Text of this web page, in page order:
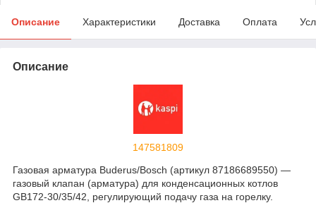
Описание Характеристики Доставка Оплата
Описание
147581809
Газовая арматура Buderus/Bosch (артикул 87186689550) —
газовый клапан (арматура) для конденсационных котлов
GB172-30/35/42, регулирующий подачу газа на горелку.